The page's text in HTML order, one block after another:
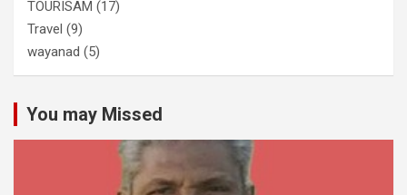
TOURISAM (17)
Travel (9)
wayanad (5)
You may Missed